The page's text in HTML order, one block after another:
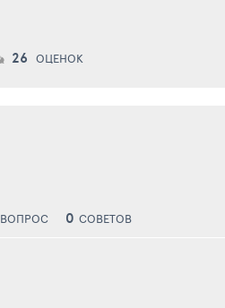
26 ОЦЕНОК
ВОПРОС 0 СОВЕТОВ